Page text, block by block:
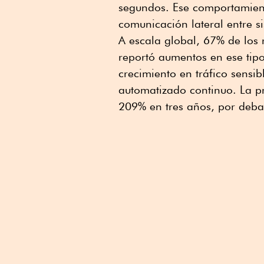
segundos. Ese
comunicación lateral entre
A escala global, 67% de los
reportó aumentos en ese
crecimiento en tráfico
automatizado continuo. La
209% en tres años, por